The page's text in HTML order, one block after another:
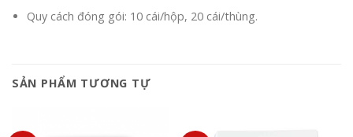
Quy cách đóng gói: 10 cái/hộp, 20 cái/thùng.
SẢN PHẨM TƯƠNG TỰ